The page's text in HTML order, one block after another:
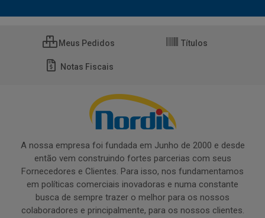
Meus Pedidos Títulos
Notas Fiscais
A nossa empresa foi fundada em Junho de 2000 e desde
então vem construindo fortes parcerias com seus
Fornecedores e Clientes. Para isso, nos fundamentamos
em políticas comerciais inovadoras e numa constante
busca de sempre trazer o melhor para os nossos
colaboradores e principalmente, para os nossos clientes.